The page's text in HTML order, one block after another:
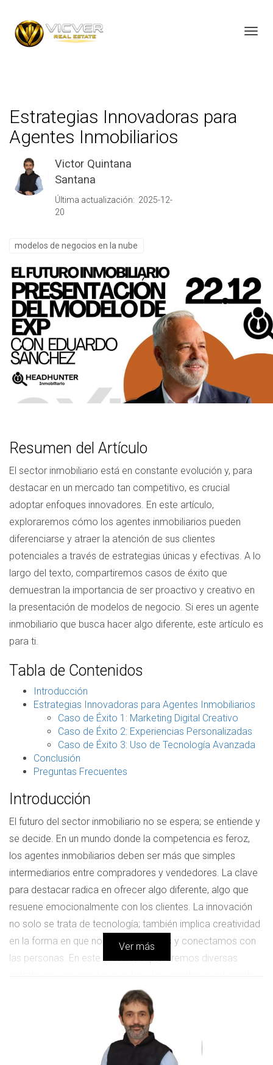
Estrategias Innovadoras para
Agentes Inmobiliarios
Victor Quintana
Santana
Última actualización: 2025-12-
20
modelos de negocios en la nube
Resumen del Artículo
El sector inmobiliario está en constante evolución y, para
destacar en un mercado tan competitivo, es crucial
adoptar enfoques innovadores. En este artículo,
exploraremos cómo los agentes inmobiliarios pueden
diferenciarse y atraer la atención de sus clientes
potenciales a través de estrategias únicas y efectivas. A lo
largo del texto, compartiremos casos de éxito que
demuestran la importancia de ser proactivo y creativo en
la presentación de modelos de negocio. Si eres un agente
inmobiliario que busca hacer algo diferente, este artículo es
para ti.
Tabla de Contenidos
Introducción
Estrategias Innovadoras para Agentes Inmobiliarios
Caso de Éxito 1: Marketing Digital Creativo
Caso de Éxito 2: Experiencias Personalizadas
Caso de Éxito 3: Uso de Tecnología Avanzada
Conclusión
Preguntas Frecuentes
Introducción
El futuro del sector inmobiliario no se espera; se entiende y
se decide. En un mundo donde la competencia es feroz,
los agentes inmobiliarios deben ser más que simples
intermediarios entre compradores y vendedores. La clave
para destacar radica en ofrecer algo diferente, algo que
resuene emocionalmente con los clientes. La innovación
no solo se trata de tecnología; también implica creatividad
en la forma en que nos comunicamos y conectamos con
las personas. En este artículo, exploraremos diversas
en un mercado saturado, así como ejemplos inspiradores
que muestran cómo estos enfoques pueden dar resultados
Estrategias Innovadoras para Agentes
Ver más